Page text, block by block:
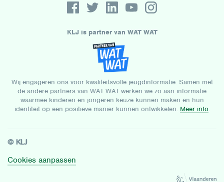
KLJ is partner van WAT WAT
Wij engageren ons voor kwaliteitsvolle jeugdinformatie. Samen met
de andere partners van WAT WAT werken we zo aan informatie
waarmee kinderen en jongeren keuze kunnen maken en hun
identiteit op een positieve manier kunnen ontwikkelen. Meer info.
© KLJ
Cookies aanpassen